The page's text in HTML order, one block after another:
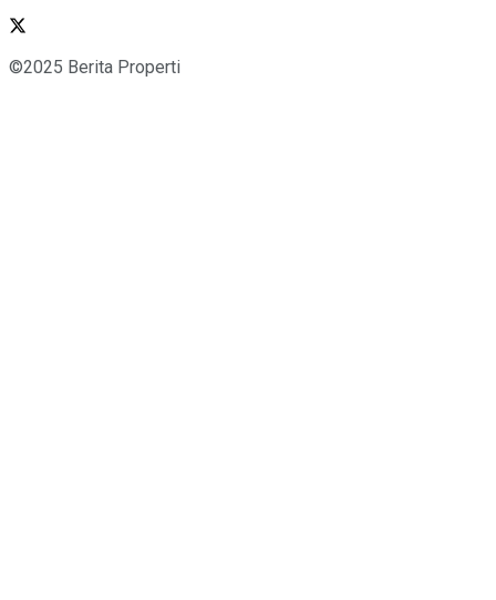
©2025 Berita Properti